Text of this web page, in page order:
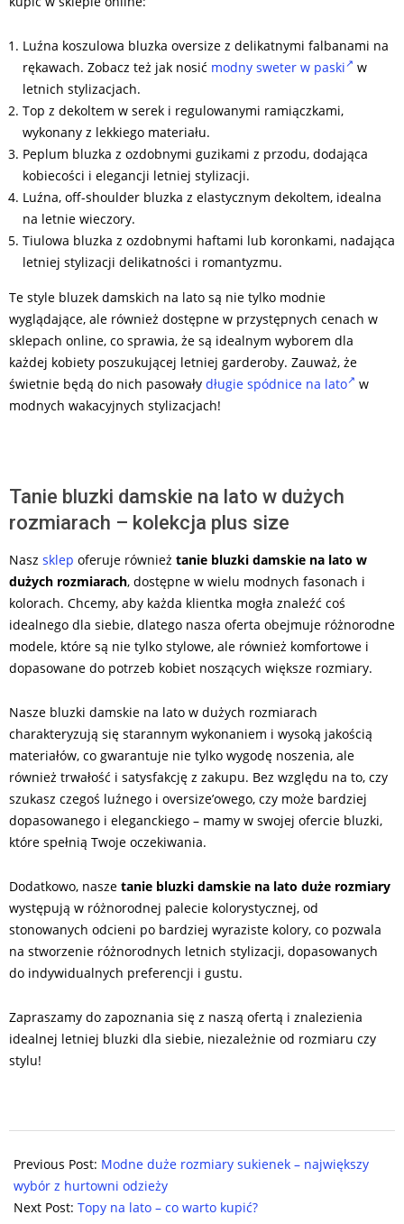
Luźna koszulowa bluzka oversize z delikatnymi falbanami na
rękawach. Zobacz też jak nosić modny sweter w paski
w
letnich stylizacjach.
Top z dekoltem w serek i regulowanymi ramiączkami,
wykonany z lekkiego materiału.
Peplum bluzka z ozdobnymi guzikami z przodu, dodająca
kobiecości i elegancji letniej stylizacji.
Luźna, off-shoulder bluzka z elastycznym dekoltem, idealna
na letnie wieczory.
Tiulowa bluzka z ozdobnymi haftami lub koronkami, nadająca
letniej stylizacji delikatności i romantyzmu.
Te style bluzek damskich na lato są nie tylko modnie
wyglądające, ale również dostępne w przystępnych cenach w
sklepach online, co sprawia, że są idealnym wyborem dla
każdej kobiety poszukującej letniej garderoby. Zauważ, że
świetnie będą do nich pasowały długie spódnice na lato
w
modnych wakacyjnych stylizacjach!
Tanie bluzki damskie na lato w dużych
rozmiarach – kolekcja plus size
Nasz sklep oferuje również tanie bluzki damskie na lato w
dużych rozmiarach, dostępne w wielu modnych fasonach i
kolorach. Chcemy, aby każda klientka mogła znaleźć coś
idealnego dla siebie, dlatego nasza oferta obejmuje różnorodne
modele, które są nie tylko stylowe, ale również komfortowe i
dopasowane do potrzeb kobiet noszących większe rozmiary.
Nasze bluzki damskie na lato w dużych rozmiarach
charakteryzują się starannym wykonaniem i wysoką jakością
materiałów, co gwarantuje nie tylko wygodę noszenia, ale
również trwałość i satysfakcję z zakupu. Bez względu na to, czy
szukasz czegoś luźnego i oversize’owego, czy może bardziej
dopasowanego i eleganckiego – mamy w swojej ofercie bluzki,
które spełnią Twoje oczekiwania.
Dodatkowo, nasze tanie bluzki damskie na lato duże rozmiary
występują w różnorodnej palecie kolorystycznej, od
stonowanych odcieni po bardziej wyraziste kolory, co pozwala
na stworzenie różnorodnych letnich stylizacji, dopasowanych
do indywidualnych preferencji i gustu.
Zapraszamy do zapoznania się z naszą ofertą i znalezienia
idealnej letniej bluzki dla siebie, niezależnie od rozmiaru czy
stylu!
06-
13
Previous Post: Modne duże rozmiary sukienek – największy
wybór z hurtowni odzieży
Next Post: Topy na lato – co warto kupić?